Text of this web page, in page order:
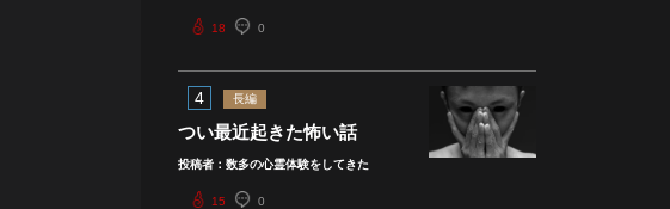
18 0
4 長編
つい最近起きた怖い話
投稿者：数多の心霊体験をしてきた
15 0